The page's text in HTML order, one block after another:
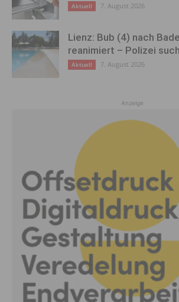
Aktuell 7. August 2026
Lienz: Bub (4) nach
reanimiert – Polizei
Aktuell 7. August 2026
Anzeige